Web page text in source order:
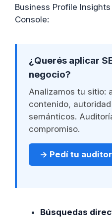
Business Profile
Console:
¿Querés aplicar
negocio?
Analizamos tu sitio:
contenido,
semánticos.
compromiso.
→ Pedí tu
Búsquedas